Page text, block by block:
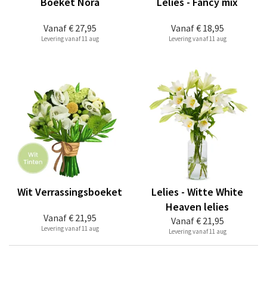
Vanaf€ 27,95
Levering vanaf 11 aug
Vanaf€ 18,95
Levering vanaf 11 aug
Vanaf€ 21,95
Wit Verrassingsboeket
Levering vanaf 11 aug
Vanaf€ 21,95
Lelies - Witte White
Heaven lelies
Levering vanaf 11 aug